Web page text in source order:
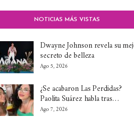
NOTICIAS MÁS VISTAS
Dwayne Johnson revela su
secreto de belleza
Ago 5, 2026
¿Se acabaron Las Perdidas?
Paolita Suárez habla tras…
Ago 7, 2026